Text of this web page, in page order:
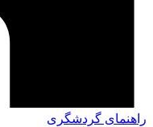
راهنمای گردشگری